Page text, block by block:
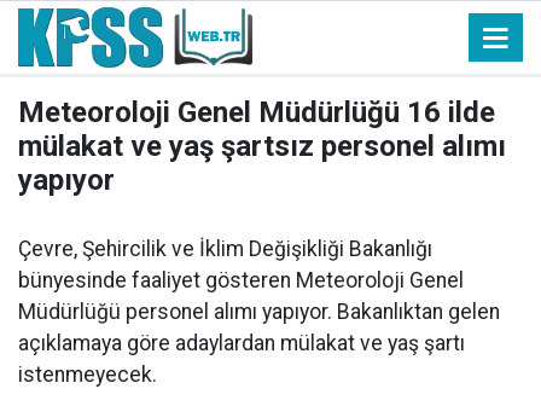
Meteoroloji Genel Müdürlüğü 16 ilde
mülakat ve yaş şartsız personel alımı
yapıyor
Çevre, Şehircilik ve İklim Değişikliği Bakanlığı
bünyesinde faaliyet gösteren Meteoroloji Genel
Müdürlüğü personel alımı yapıyor. Bakanlıktan gelen
açıklamaya göre adaylardan mülakat ve yaş şartı
istenmeyecek.